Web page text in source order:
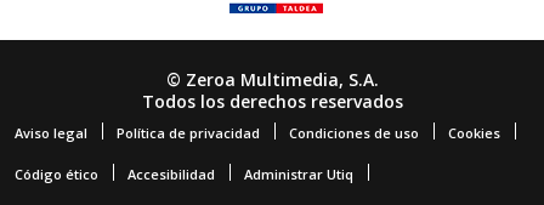
© Zeroa Multimedia, S.A.
Todos los derechos reservados
Aviso legal Política de privacidad Condiciones de uso Cookies
Código ético Accesibilidad Administrar Utiq